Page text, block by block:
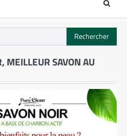
MEILLEUR SAVON AU